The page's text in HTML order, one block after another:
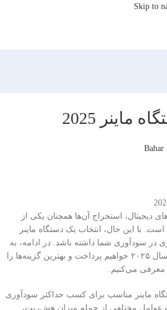
Skip to
2025
Bahar
دیجیتال، استخراج آن‌ها همچنان یکی از
با این حال، انتخاب یک دستگاه ماینر
در سودآوری شما داشته باشد. در ادامه، به
بررسی پرسودترین ماینرهای سال ۲۰۲۵ خواهیم پرداخت و بهترین گزینه‌ها را
می‌کنیم.
یک دستگاه ماینر مناسب برای کسب حداکثر سودآوری
به عوامل مختلفی از جمله میزان هش‌ریت،